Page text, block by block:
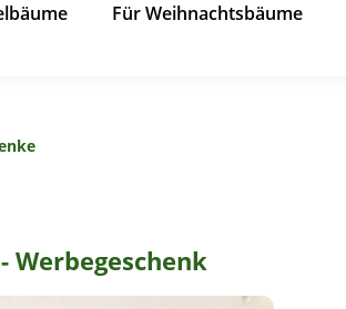
Für Weihnachtsbäume
Werbegeschenk